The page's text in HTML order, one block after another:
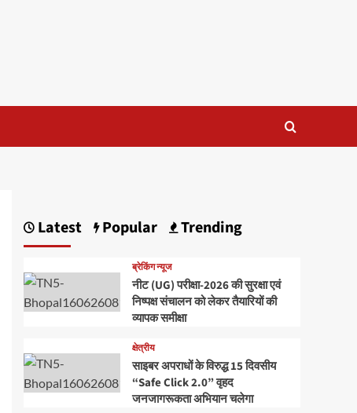
Latest Popular Trending
ब्रेकिंग न्यूज
नीट (UG) परीक्षा-2026 की सुरक्षा एवं
निष्पक्ष संचालन को लेकर तैयारियों की
व्यापक समीक्षा
क्षेत्रीय
साइबर अपराधों के विरुद्ध 15 दिवसीय
“Safe Click 2.0” वृहद
जनजागरूकता अभियान चलेगा